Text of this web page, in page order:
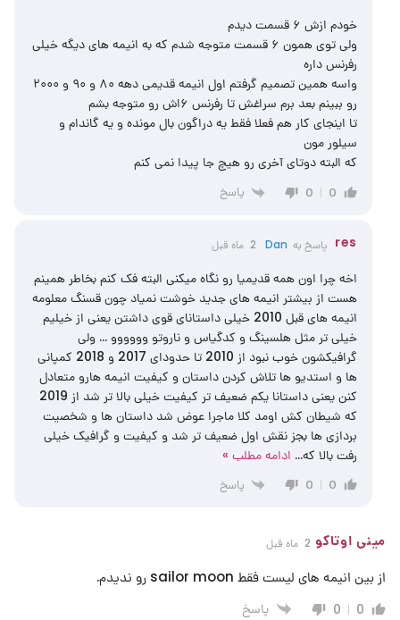
خودم ازش ۶ قسمت دیدم
ولی توی همون ۶ قسمت متوجه شدم که به انیمه های دیگه خیلی
رفرنس داره
واسه همین تصمیم گرفتم اول انیمه قدیمی دهه ۸۰ و ۹۰ و ۲۰۰۰
رو ببینم بعد برم سراغش تا رفرنس ۶اش رو متوجه بشم
تا اینجای کار هم فعلا فقط یه دراگون بال مونده و یه گاندام و
سیلور مون
که البته دوتای آخری رو هیچ جا پیدا نمی کنم
0
0 پاسخ
res پاسخ به Dan 2 ماه قبل
اخه چرا اون همه قدیمیا رو نگاه میکنی البته فک کنم بخاطر همینم
هست از بیشتر انیمه های جدید خوشت نمیاد چون قسنگ معلومه
انیمه های قبل 2010 خیلی داستانای قوی داشتن یعنی از خیلیم
خیلی تر مثل هلسینگ و کدگیاس و ناروتو وووووو … ولی
گرافیکشون خوب نبود از 2010 تا حدودای 2017 و 2018 کمپانی
ها و استدیو ها تلاش کردن داستان و کیفیت انیمه هارو متعادل
کنن یعنی داستانا یکم ضعیف تر کیفیت خیلی بالا تر شد از 2019
که شیطان کش اومد کلا ماجرا عوض شد داستان ها و شخصیت
بردازی ها بجز نقش اول ضعیف تر شد و کیفیت و گرافیک خیلی
رفت بالا که… ادامه مطلب »
0
0 پاسخ
مینی اوتاکو 2 ماه قبل
از بین انیمه های لیست فقط sailor moon رو ندیدم.
0
0 پاسخ